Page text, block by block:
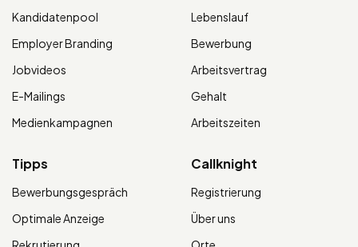
Kandidatenpool
Employer Branding
Jobvideos
E-Mailings
Medienkampagnen
Lebenslauf
Bewerbung
Arbeitsvertrag
Gehalt
Arbeitszeiten
Tipps
Bewerbungsgespräch
Optimale Anzeige
Callknight
Registrierung
Über uns